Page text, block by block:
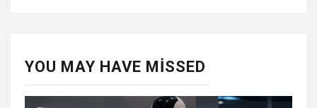
YOU MAY HAVE MISSED